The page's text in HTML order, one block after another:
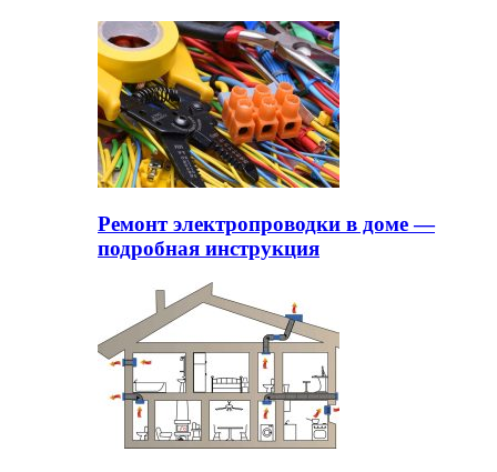
Ремонт электропроводки в доме —
подробная инструкция